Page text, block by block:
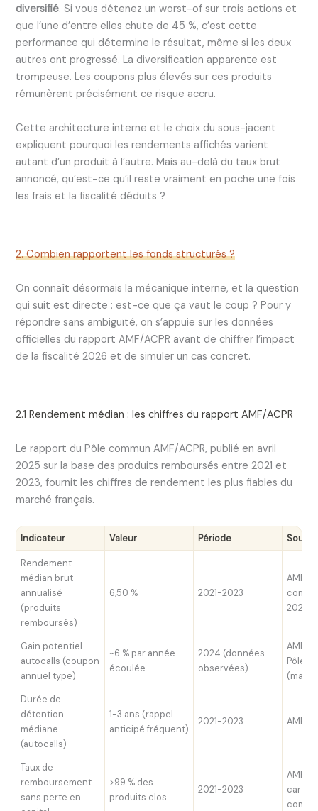
diversifié. Si vous détenez un worst-of sur trois actions et
que l’une d’entre elles chute de 45 %, c’est cette
performance qui détermine le résultat, même si les deux
autres ont progressé. La diversification apparente est
trompeuse. Les coupons plus élevés sur ces produits
rémunèrent précisément ce risque accru.
Cette architecture interne et le choix du sous-jacent
expliquent pourquoi les rendements affichés varient
autant d’un produit à l’autre. Mais au-delà du taux brut
annoncé, qu’est-ce qu’il reste vraiment en poche une fois
les frais et la fiscalité déduits ?
2. Combien rapportent les fonds structurés ?
On connaît désormais la mécanique interne, et la question
qui suit est directe : est-ce que ça vaut le coup ? Pour y
répondre sans ambiguïté, on s’appuie sur les données
officielles du rapport AMF/ACPR avant de chiffrer l’impact
de la fiscalité 2026 et de simuler un cas concret.
2.1 Rendement médian : les chiffres du rapport AMF/ACPR
Le rapport du Pôle commun AMF/ACPR, publié en avril
2025 sur la base des produits remboursés entre 2021 et
2023, fournit les chiffres de rendement les plus fiables du
marché français.
Indicateur Valeur Période
Rendement
médian brut
annualisé
(produits
remboursés)
6,50 % 2021-2023
AMF/
2025)
Gain potentiel
autocalls (coupon
annuel type)
~6 % par année
écoulée
2024 (données
observées)
AMF,
Pôle
(mars
Durée de
détention
médiane
(autocalls)
1-3 ans (rappel
anticipé fréquent)
2021-2023 AMF/
Taux de
remboursement
sans perte en
>99 % des
produits clos
2021-2023
AMF/